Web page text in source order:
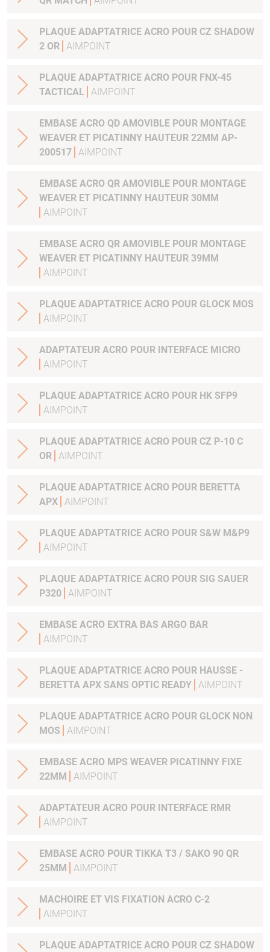
PLAQUE ADAPTATRICE ACRO POUR CZ SHADOW
2 OR AIMPOINT
PLAQUE ADAPTATRICE ACRO POUR FNX-45
TACTICAL
AIMPOINT
EMBASE ACRO QD AMOVIBLE POUR MONTAGE
WEAVER ET PICATINNY HAUTEUR 22MM AP-
200517 AIMPOINT
EMBASE ACRO QR AMOVIBLE POUR MONTAGE
WEAVER ET PICATINNY HAUTEUR 30MM
AIMPOINT
EMBASE ACRO QR AMOVIBLE POUR MONTAGE
WEAVER ET PICATINNY HAUTEUR 39MM
AIMPOINT
PLAQUE ADAPTATRICE ACRO POUR GLOCK MOS
AIMPOINT
ADAPTATEUR ACRO POUR INTERFACE MICRO
AIMPOINT
PLAQUE ADAPTATRICE ACRO POUR HK SFP9
AIMPOINT
PLAQUE ADAPTATRICE ACRO POUR CZ P-10 C
OR AIMPOINT
PLAQUE ADAPTATRICE ACRO POUR BERETTA
APX AIMPOINT
PLAQUE ADAPTATRICE ACRO POUR S&W M&P9
AIMPOINT
PLAQUE ADAPTATRICE ACRO POUR SIG SAUER
P320 AIMPOINT
EMBASE ACRO EXTRA BAS ARGO BAR
AIMPOINT
PLAQUE ADAPTATRICE ACRO POUR HAUSSE -
BERETTA APX SANS OPTIC READY AIMPOINT
PLAQUE ADAPTATRICE ACRO POUR GLOCK NON
MOS
AIMPOINT
EMBASE ACRO MPS WEAVER PICATINNY FIXE
22MM
AIMPOINT
ADAPTATEUR ACRO POUR INTERFACE RMR
AIMPOINT
EMBASE ACRO POUR TIKKA T3 / SAKO 90 QR
25MM
AIMPOINT
MACHOIRE ET VIS FIXATION ACRO C-2
AIMPOINT
PLAQUE ADAPTATRICE ACRO POUR CZ SHADOW